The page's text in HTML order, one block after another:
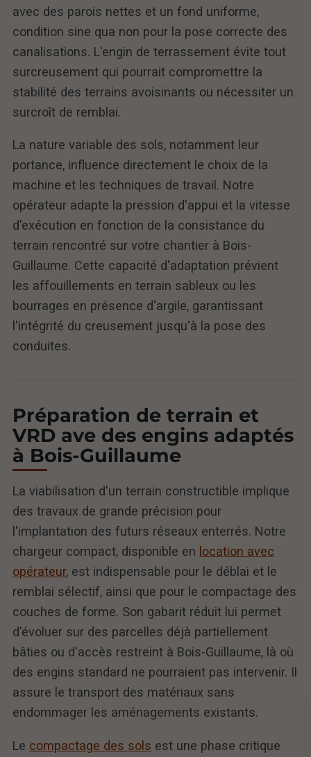
avec des parois nettes et un fond uniforme,
condition sine qua non pour la pose correcte des
canalisations. L'engin de terrassement évite tout
surcreusement qui pourrait compromettre la
stabilité des terrains avoisinants ou nécessiter un
surcroît de remblai.
La nature variable des sols, notamment leur
portance, influence directement le choix de la
machine et les techniques de travail. Notre
opérateur adapte la pression d'appui et la vitesse
d'exécution en fonction de la consistance du
terrain rencontré sur votre chantier à Bois-
Guillaume. Cette capacité d'adaptation prévient
les affouillements en terrain sableux ou les
bourrages en présence d'argile, garantissant
l'intégrité du creusement jusqu'à la pose des
conduites.
Préparation de terrain et
VRD ave des engins adaptés
à Bois-Guillaume
La viabilisation d'un terrain constructible implique
des travaux de grande précision pour
l'implantation des futurs réseaux enterrés. Notre
chargeur compact, disponible en location avec
opérateur, est indispensable pour le déblai et le
remblai sélectif, ainsi que pour le compactage des
couches de forme. Son gabarit réduit lui permet
d'évoluer sur des parcelles déjà partiellement
bâties ou d'accès restreint à Bois-Guillaume, là où
des engins standard ne pourraient pas intervenir. Il
assure le transport des matériaux sans
endommager les aménagements existants.
Le compactage des sols est une phase critique